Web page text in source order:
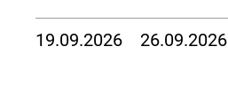
19.09.2026 26.09.2026